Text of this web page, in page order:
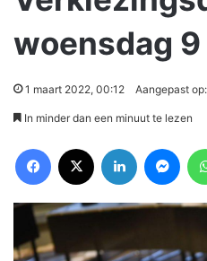
woensdag
1 maart 2022, 00:12 Aangepast
In minder dan een minuut te lezen